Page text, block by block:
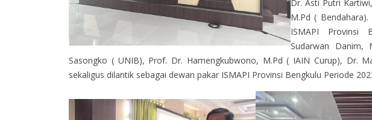
Dr. Asti Putri
M.Pd (
ISMAPI Provinsi
Sudarwan Danim,
Sasongko ( UNIB), Prof. Dr. Hamengkubwono, M.Pd ( IAIN Curup), Dr.
sekaligus dilantik sebagai dewan pakar ISMAPI Provinsi Bengkulu Periode